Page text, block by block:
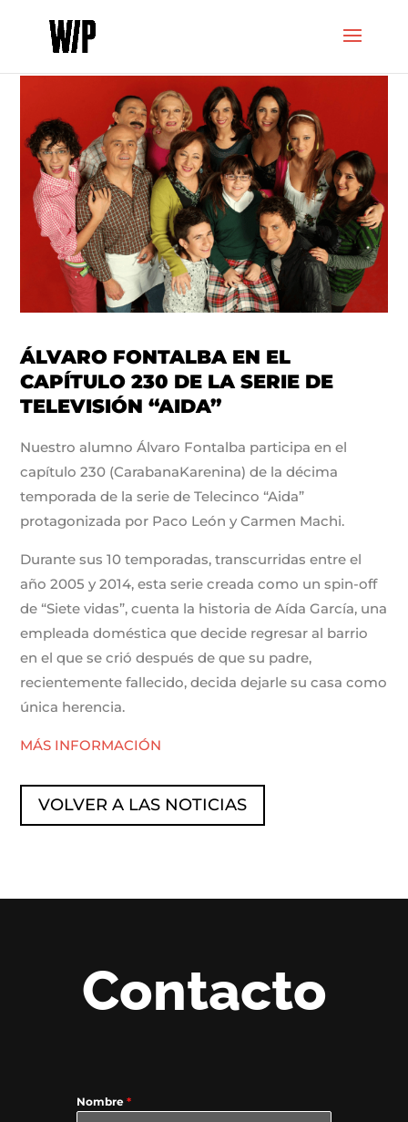
ÁLVARO FONTALBA EN EL
CAPÍTULO 230 DE LA SERIE DE
TELEVISIÓN “AIDA”
Nuestro alumno Álvaro Fontalba participa en el
capítulo 230 (CarabanaKarenina) de la décima
temporada de la serie de Telecinco “Aida”
protagonizada por Paco León y Carmen Machi.
Durante sus 10 temporadas, transcurridas entre el
año 2005 y 2014, esta serie creada como un spin-off
de “Siete vidas”, cuenta la historia de Aída García, una
empleada doméstica que decide regresar al barrio
en el que se crió después de que su padre,
recientemente fallecido, decida dejarle su casa como
única herencia.
MÁS INFORMACIÓN
VOLVER A LAS NOTICIAS
Contacto
Nombre*